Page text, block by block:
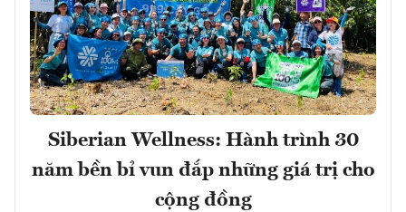
Siberian Wellness: Hành trình 30
năm bền bỉ vun đắp những giá trị cho
cộng đồng